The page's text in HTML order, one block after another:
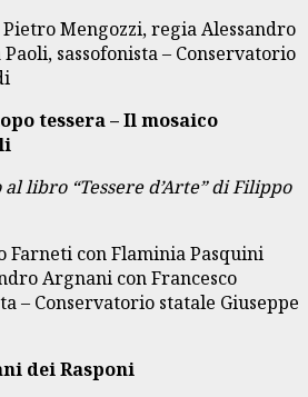
Mengozzi, regia Alessandro
sassofonista – Conservatorio
tessera – Il mosaico
libro “Tessere d’Arte” di Filippo
con Flaminia Pasquini
Argnani con Francesco
– Conservatorio statale Giuseppe
dei Rasponi